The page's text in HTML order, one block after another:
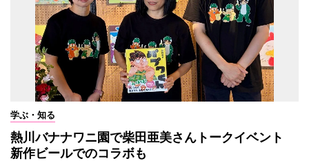
学ぶ・知る
熱川バナナワニ園で柴田亜美さんトークイベント
新作ビールでのコラボも